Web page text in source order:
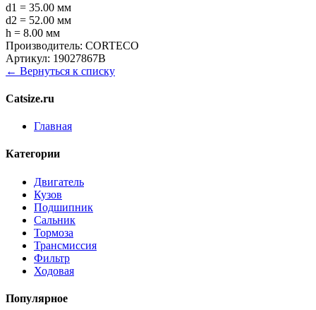
d1 = 35.00 мм
d2 = 52.00 мм
h = 8.00 мм
Производитель: CORTECO
Артикул: 19027867B
← Вернуться к списку
Catsize.ru
Главная
Категории
Двигатель
Кузов
Подшипник
Сальник
Тормоза
Трансмиссия
Фильтр
Ходовая
Популярное